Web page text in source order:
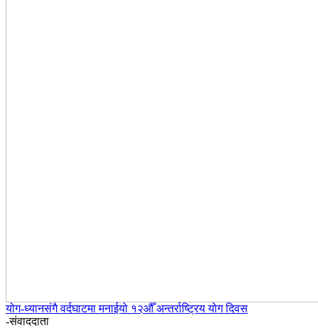
योग-ध्यानसंगै वर्दघाटमा मनाईयो १२औँ अन्तर्राष्ट्रिय योग दिवस
-संवाददाता